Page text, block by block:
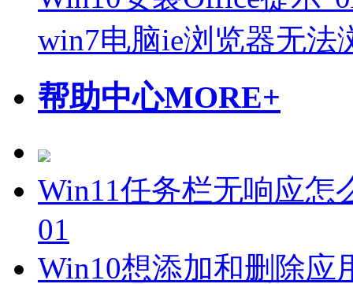
win7电脑ie浏览器无法
帮助中心MORE+
Win11任务栏无响应怎
01
Win10想添加和删除应